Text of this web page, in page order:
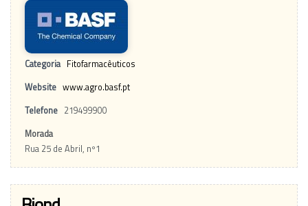
Categoria Fitofarmacêuticos
Website www.agro.basf.pt
Telefone 219499900
Morada
Rua 25 de Abril, nº1